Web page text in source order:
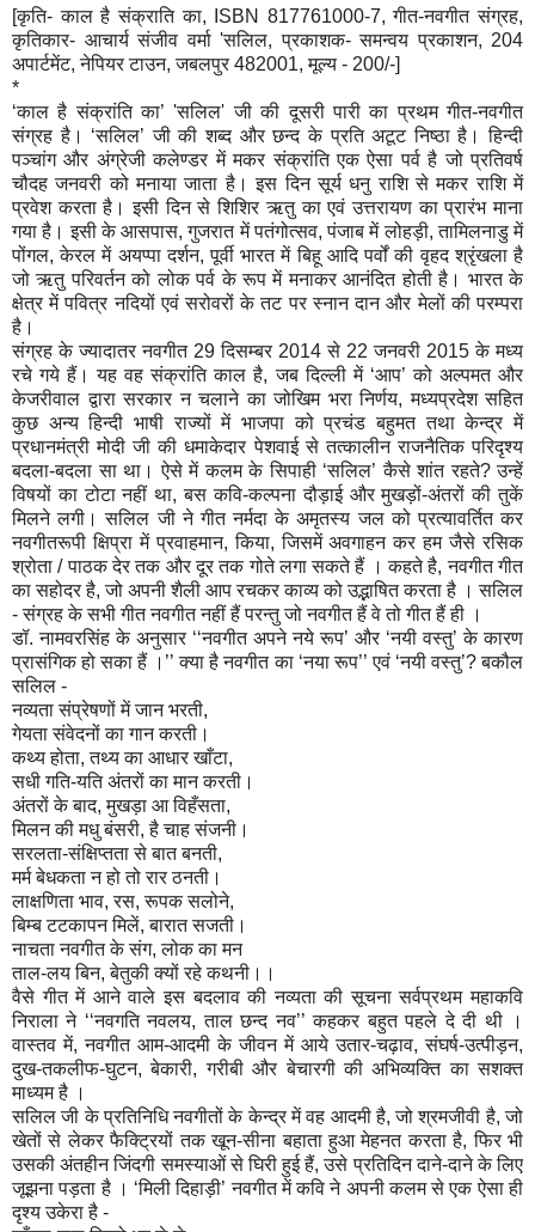
[कृति- काल है संक्राति का, ISBN 817761000-7, गीत-नवगीत संग्रह,
कृतिकार- आचार्य संजीव वर्मा 'सलिल, प्रकाशक- समन्वय प्रकाशन, 204
अपार्टमेंट, नेपियर टाउन, जबलपुर 482001, मूल्य - 200/-]
*
‘काल है संक्रांति का’ 'सलिल' जी की दूसरी पारी का प्रथम गीत-नवगीत
संग्रह है। ‘सलिल’ जी की शब्द और छन्द के प्रति अटूट निष्ठा है। हिन्दी
पञ्चांग और अंग्रेजी कलेण्डर में मकर संक्रांति एक ऐसा पर्व है जो प्रतिवर्ष
चौदह जनवरी को मनाया जाता है। इस दिन सूर्य धनु राशि से मकर राशि में
प्रवेश करता है। इसी दिन से शिशिर ऋतु का एवं उत्तरायण का प्रारंभ माना
गया है। इसी के आसपास, गुजरात में पतंगोत्सव, पंजाब में लोहड़ी, तामिलनाडु में
पोंगल, केरल में अयप्पा दर्शन, पूर्वी भारत में बिहू आदि पर्वों की वृहद श्रृंखला है
जो ऋतु परिवर्तन को लोक पर्व के रूप में मनाकर आनंदित होती है। भारत के
क्षेत्र में पवित्र नदियों एवं सरोवरों के तट पर स्नान दान और मेलों की परम्परा
है।
संग्रह के ज्यादातर नवगीत 29 दिसम्बर 2014 से 22 जनवरी 2015 के मध्य
रचे गये हैं। यह वह संक्रांति काल है, जब दिल्ली में ‘आप’ को अल्पमत और
केजरीवाल द्वारा सरकार न चलाने का जोखिम भरा निर्णय, मध्यप्रदेश सहित
कुछ अन्य हिन्दी भाषी राज्यों में भाजपा को प्रचंड बहुमत तथा केन्द्र में
प्रधानमंत्री मोदी जी की धमाकेदार पेशवाई से तत्कालीन राजनैतिक परिदृश्य
बदला-बदला सा था। ऐसे में कलम के सिपाही ‘सलिल’ कैसे शांत रहते? उन्हें
विषयों का टोटा नहीं था, बस कवि-कल्पना दौड़ाई और मुखड़ों-अंतरों की तुकें
मिलने लगी। सलिल जी ने गीत नर्मदा के अमृतस्य जल को प्रत्यावर्तित कर
नवगीतरूपी क्षिप्रा में प्रवाहमान, किया, जिसमें अवगाहन कर हम जैसे रसिक
श्रोता / पाठक देर तक और दूर तक गोते लगा सकते हैं । कहते है, नवगीत गीत
का सहोदर है, जो अपनी शैली आप रचकर काव्य को उद्भाषित करता है । सलिल
- संग्रह के सभी गीत नवगीत नहीं हैं परन्तु जो नवगीत हैं वे तो गीत हैं ही ।
डॉ. नामवरसिंह के अनुसार ‘‘नवगीत अपने नये रूप’ और ‘नयी वस्तु’ के कारण
प्रासंगिक हो सका हैं ।’’ क्या है नवगीत का ‘नया रूप’’ एवं ‘नयी वस्तु’? बकौल
सलिल -
नव्यता संप्रेषणों में जान भरती,
गेयता संवेदनों का गान करती।
कथ्य होता, तथ्य का आधार खाँटा,
सधी गति-यति अंतरों का मान करती।
अंतरों के बाद, मुखड़ा आ विहँसता,
मिलन की मधु बंसरी, है चाह संजनी।
सरलता-संक्षिप्तता से बात बनती,
मर्म बेधकता न हो तो रार ठनती।
लाक्षणिता भाव, रस, रूपक सलोने,
बिम्ब टटकापन मिलें, बारात सजती।
नाचता नवगीत के संग, लोक का मन
ताल-लय बिन, बेतुकी क्यों रहे कथनी।।
वैसे गीत में आने वाले इस बदलाव की नव्यता की सूचना सर्वप्रथम महाकवि
निराला ने ‘‘नवगति नवलय, ताल छन्द नव’’ कहकर बहुत पहले दे दी थी ।
वास्तव में, नवगीत आम-आदमी के जीवन में आये उतार-चढ़ाव, संघर्ष-उत्पीड़न,
दुख-तकलीफ-घुटन, बेकारी, गरीबी और बेचारगी की अभिव्यक्ति का सशक्त
माध्यम है ।
सलिल जी के प्रतिनिधि नवगीतों के केन्द्र में वह आदमी है, जो श्रमजीवी है, जो
खेतों से लेकर फैक्ट्रियों तक खून-सीना बहाता हुआ मेहनत करता है, फिर भी
उसकी अंतहीन जिंदगी समस्याओं से घिरी हुई हैं, उसे प्रतिदिन दाने-दाने के लिए
जूझना पड़ता है । ‘मिली दिहाड़ी’ नवगीत में कवि ने अपनी कलम से एक ऐसा ही
दृश्य उकेरा है -